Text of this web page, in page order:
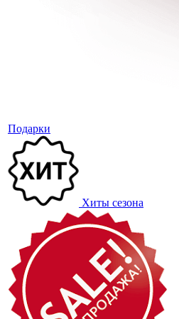
Подарки
Хиты сезона